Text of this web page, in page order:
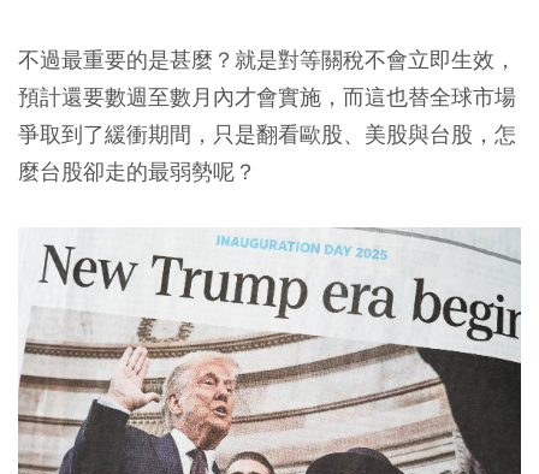
不過最重要的是甚麼？就是對等關稅不會立即生效，
預計還要數週至數月內才會實施，而這也替全球市場
爭取到了緩衝期間，只是翻看歐股、美股與台股，怎
麼台股卻走的最弱勢呢？